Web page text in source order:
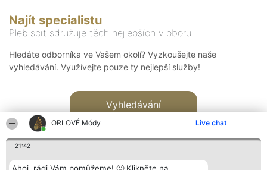
ORLOVÉ Módy Live chat
21:42
Najít specialistu
Plebiscit sdružuje těch nejlepších v oboru
Hledáte odborníka ve Vašem okolí? Vyzkoušejte naše
vyhledávání. Využívejte pouze ty nejlepší služby!
Vyhledávání